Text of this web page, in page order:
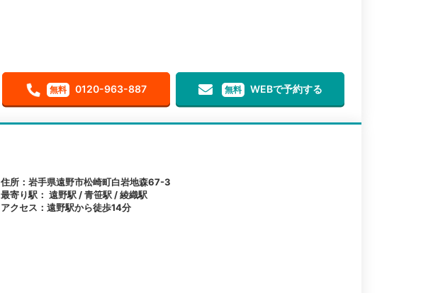
無料 0120-963-887 無料 WEBで予約する
住所：岩手県遠野市松崎町白岩地森67-3
最寄り駅： 遠野駅 / 青笹駅 / 綾織駅
アクセス：遠野駅から徒歩14分